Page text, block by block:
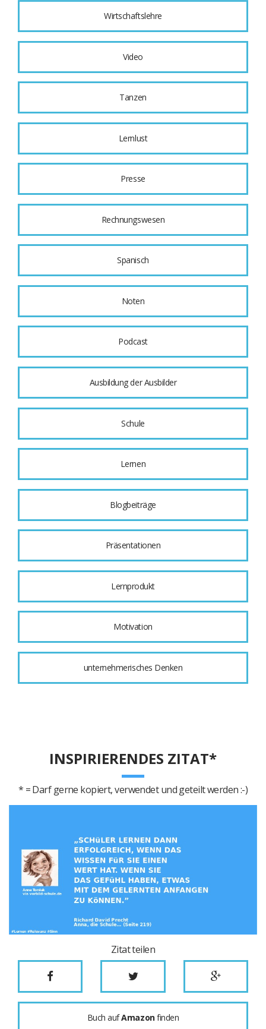
Wirtschaftslehre
Video
Tanzen
Lernlust
Presse
Rechnungswesen
Spanisch
Noten
Podcast
Ausbildung der Ausbilder
Schule
Lernen
Blogbeiträge
Präsentationen
Lernprodukt
Motivation
unternehmerisches Denken
INSPIRIERENDES ZITAT*
* = Darf gerne kopiert, verwendet und geteilt werden :-)
Zitat teilen
Buch aufAmazonfinden